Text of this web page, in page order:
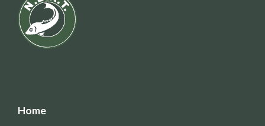
Home